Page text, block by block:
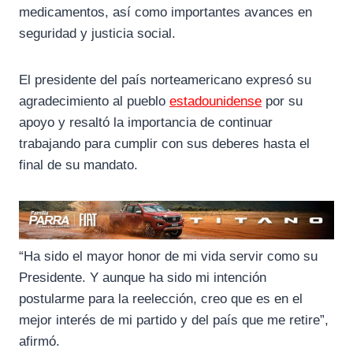
medicamentos, así como importantes avances en
seguridad y justicia social.
El presidente del país norteamericano expresó su
agradecimiento al pueblo estadounidense por su
apoyo y resaltó la importancia de continuar
trabajando para cumplir con sus deberes hasta el
final de su mandato.
“Ha sido el mayor honor de mi vida servir como su
Presidente. Y aunque ha sido mi intención
postularme para la reelección, creo que es en el
mejor interés de mi partido y del país que me retire”,
afirmó.